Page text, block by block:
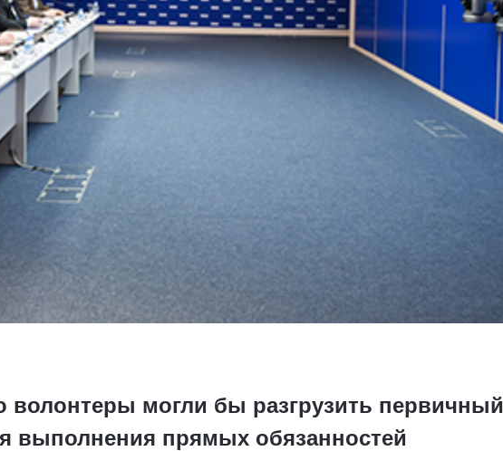
волонтеры могли бы разгрузить первичный
выполнения прямых обязанностей